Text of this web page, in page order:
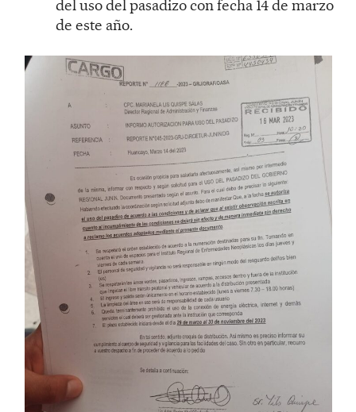
del uso del pasadizo con fecha 14 de marzo
de este año.